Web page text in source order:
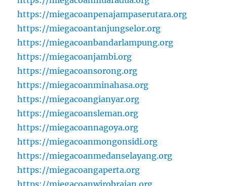
https://miegacoanpenajampaserutara.org
https://miegacoantanjungselor.org
https://miegacoanbandarlampung.org
https://miegacoanjambi.org
https://miegacoansorong.org
https://miegacoanminahasa.org
https://miegacoangianyar.org
https://miegacoansleman.org
https://miegacoannagoya.org
https://miegacoanmongonsidi.org
https://miegacoanmedanselayang.org
https://miegacoangaperta.org